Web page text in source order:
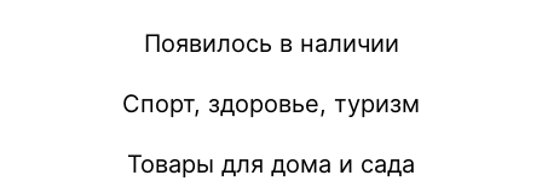
Появилось в наличии
Спорт, здоровье, туризм
Товары для дома и сада